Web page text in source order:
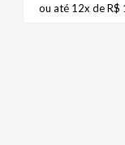
ou até 12x deR$